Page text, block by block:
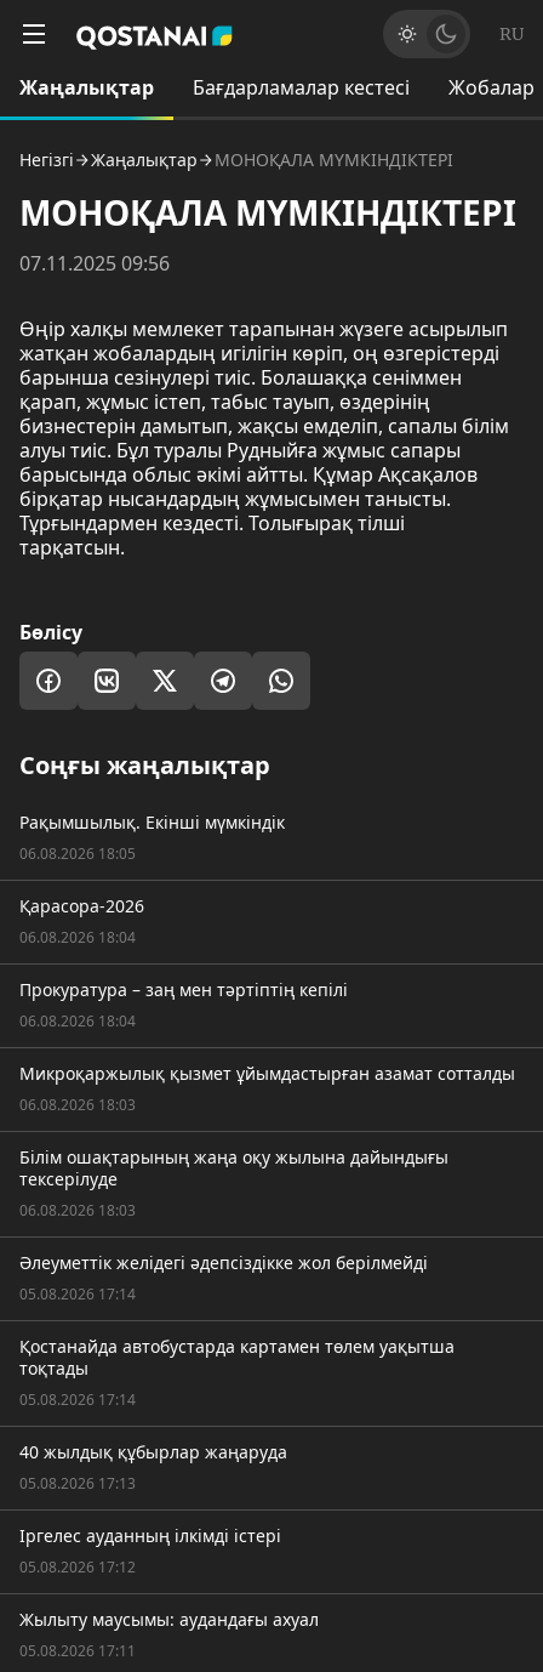
RU
Жаңалықтар Бағдарламалар кестесі Жобалар
Негізгі Жаңалықтар МОНОҚАЛА МҮМКІНДІКТЕРІ
МОНОҚАЛА МҮМКІНДІКТЕРІ
07.11.2025 09:56
Өңір халқы мемлекет тарапынан жүзеге асырылып
жатқан жобалардың игілігін көріп, оң өзгерістерді
барынша сезінулері тиіс. Болашаққа сеніммен
қарап, жұмыс істеп, табыс тауып, өздерінің
бизнестерін дамытып, жақсы емделіп, сапалы білім
алуы тиіс. Бұл туралы Рудныйға жұмыс сапары
барысында облыс әкімі айтты. Құмар Ақсақалов
бірқатар нысандардың жұмысымен танысты.
Тұрғындармен кездесті. Толығырақ тілші
тарқатсын.
Бөлісу
Соңғы жаңалықтар
Рақымшылық. Екінші мүмкіндік
06.08.2026 18:05
Қарасора-2026
06.08.2026 18:04
Прокуратура – заң мен тәртіптің кепілі
06.08.2026 18:04
Микроқаржылық қызмет ұйымдастырған азамат сотталды
06.08.2026 18:03
Білім ошақтарының жаңа оқу жылына дайындығы
тексерілуде
06.08.2026 18:03
Әлеуметтік желідегі әдепсіздікке жол берілмейді
05.08.2026 17:14
Қостанайда автобустарда картамен төлем уақытша
тоқтады
05.08.2026 17:14
40 жылдық құбырлар жаңаруда
05.08.2026 17:13
Іргелес ауданның ілкімді істері
05.08.2026 17:12
Жылыту маусымы: аудандағы ахуал
05.08.2026 17:11